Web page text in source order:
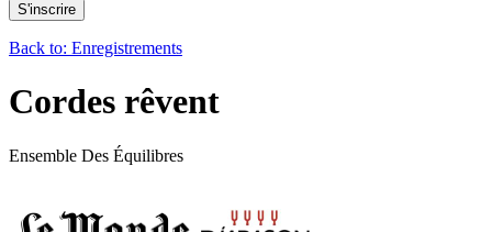
Back to: Enregistrements
Cordes rêvent
Ensemble Des Équilibres